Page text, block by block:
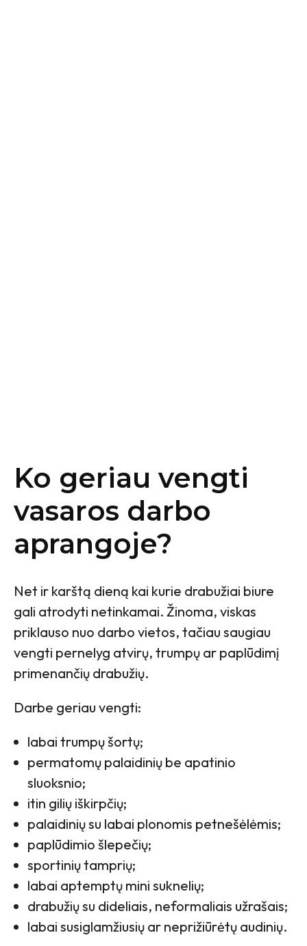
Ko geriau vengti
vasaros darbo
aprangoje?
Net ir karštą dieną kai kurie drabužiai biure
gali atrodyti netinkamai. Žinoma, viskas
priklauso nuo darbo vietos, tačiau saugiau
vengti pernelyg atvirų, trumpų ar paplūdimį
primenančių drabužių.
Darbe geriau vengti:
labai trumpų šortų;
permatomų palaidinių be apatinio
sluoksnio;
itin gilių iškirpčių;
palaidinių su labai plonomis petnešėlėmis;
paplūdimio šlepečių;
sportinių tamprių;
labai aptemptų mini suknelių;
drabužių su dideliais, neformaliais užrašais;
labai susiglamžiusių ar neprižiūrėtų audinių.